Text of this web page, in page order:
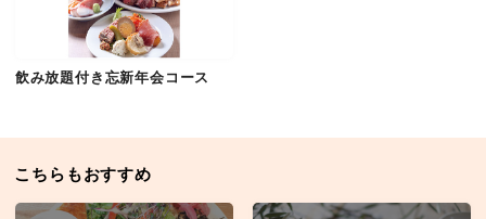
飲み放題付き忘新年会コース
こちらもおすすめ